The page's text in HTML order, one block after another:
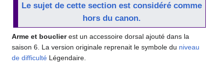
Le sujet de cette section est considéré comme
hors du canon.
Arme et bouclierest un accessoire dorsal ajouté dans la
saison 6. La version originale reprenait le symbole du niveau
de difficulté Légendaire.